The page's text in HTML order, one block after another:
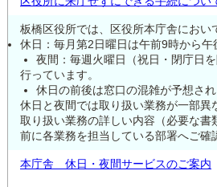
板橋区役所では、区役所本庁舎におい
休日：毎月第2日曜日は午前9時から午
夜間：毎週火曜日（祝日・閉庁日
行っています。
休日の前後は窓口の混雑が予想され
休日と夜間では取り扱い業務が一部異
取り扱い業務の詳しい内容（必要な書
前に各業務を担当している部署へご確
本庁舎 休日・夜間サービスのご案内